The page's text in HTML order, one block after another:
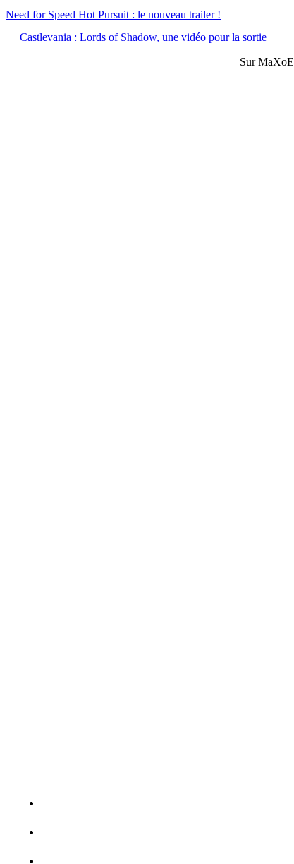
Need for Speed Hot Pursuit : le nouveau trailer !
Castlevania : Lords of Shadow, une vidéo pour la sortie
SurMaXoE